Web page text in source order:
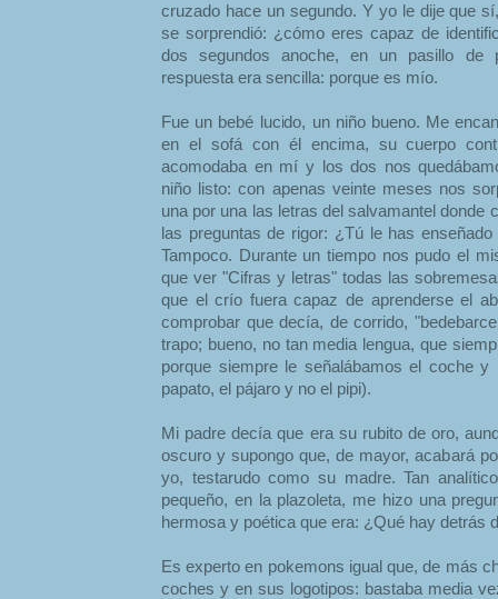
cruzado hace un segundo. Y yo le dije que
se sorprendió: ¿cómo eres capaz de
dos segundos anoche, en un pasillo de
respuesta era sencilla: porque es mío.
Fue un bebé lucido, un niño bueno. Me
en el sofá con él encima, su cuerpo
acomodaba en mí y los dos nos
niño listo: con apenas veinte meses nos
una por una las letras del salvamantel donde
las preguntas de rigor: ¿Tú le has
Tampoco. Durante un tiempo nos pudo el
que ver "Cifras y letras" todas las
que el crío fuera capaz de aprenderse el
comprobar que decía, de corrido,
trapo; bueno, no tan media lengua, que
porque siempre le señalábamos el coche
papato, el pájaro y no el pipi).
Mi padre decía que era su rubito de oro,
oscuro y supongo que, de mayor, acabará
yo, testarudo como su madre. Tan
pequeño, en la plazoleta, me hizo una
hermosa y poética que era: ¿Qué hay detrás
Es experto en pokemons igual que, de más
coches y en sus logotipos: bastaba media